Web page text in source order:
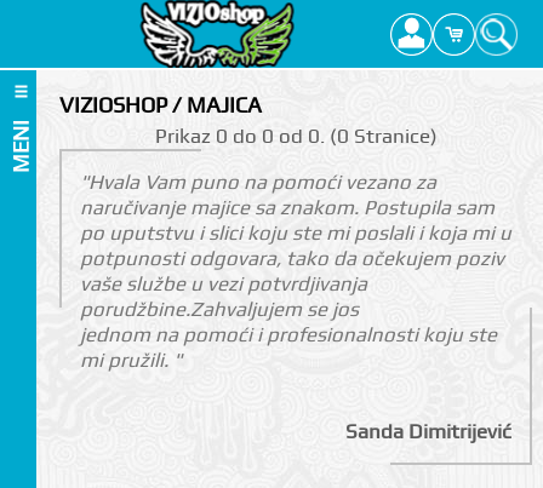
MENI
VIZIOSHOP / MAJICA
Prikаz 0 do 0 оd 0. (0 Strаnicе)
"Hvala Vam puno na pomoći vezano za
naručivanje majice sa znakom. Postupila sam
po uputstvu i slici koju ste mi poslali i koja mi u
potpunosti odgovara, tako da očekujem poziv
vaše službe u vezi potvrdjivanja
porudžbine.Zahvaljujem se jos
jednom na pomoći i profesionalnosti koju ste
mi pružili. "
Sanda Dimitrijević